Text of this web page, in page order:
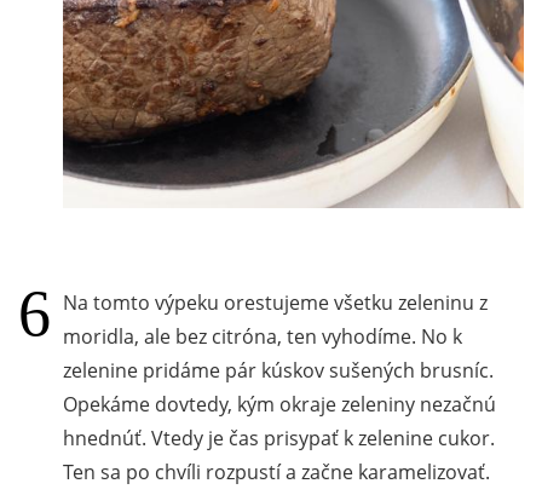
Na tomto výpeku orestujeme všetku zeleninu z
moridla, ale bez citróna, ten vyhodíme. No k
zelenine pridáme pár kúskov sušených brusníc.
Opekáme dovtedy, kým okraje zeleniny nezačnú
hnednúť. Vtedy je čas prisypať k zelenine cukor.
Ten sa po chvíli rozpustí a začne karamelizovať.